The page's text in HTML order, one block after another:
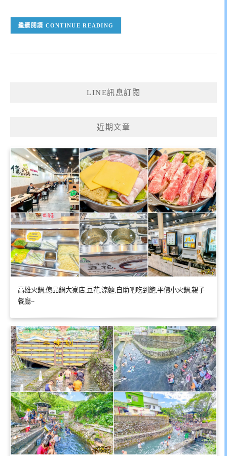
CONTINUE READING
LINE訊息訂閱
近期文章
高雄火鍋,億品鍋大寮店,豆花,涼麵,自助吧吃到飽,平價小火鍋,親子
餐廳~